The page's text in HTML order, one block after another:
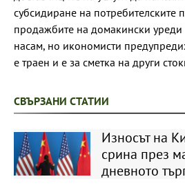
субсидиране на потребителските
продажбите на домакински уреди
насам, но икономисти
е траен и е за сметка на други
СВЪРЗАНИ СТАТИИ
Износът на
срина през
дневното